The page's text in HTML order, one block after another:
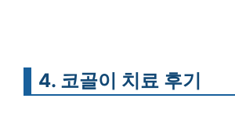
4. 코골이 치료 후기